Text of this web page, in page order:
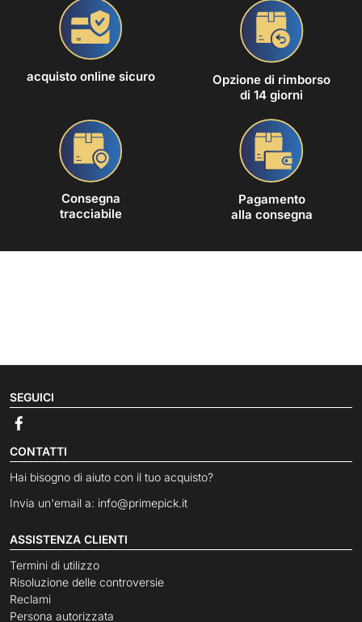
acquisto online sicuro
Opzione di rimborso
di 14 giorni
Consegna
tracciabile
Pagamento
alla consegna
SEGUICI
CONTATTI
Hai bisogno di aiuto con il tuo acquisto?
Invia un'email a: info@primepick.it
ASSISTENZA CLIENTI
Termini di utilizzo
Risoluzione delle controversie
Reclami
Persona autorizzata